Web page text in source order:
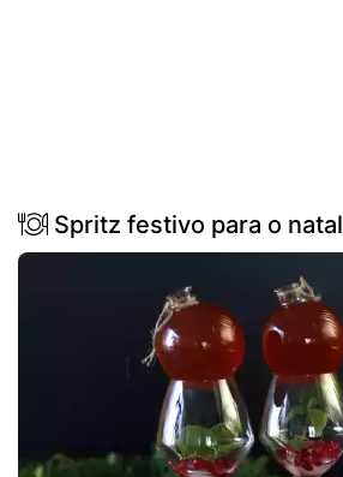
Spritz festivo para o natal